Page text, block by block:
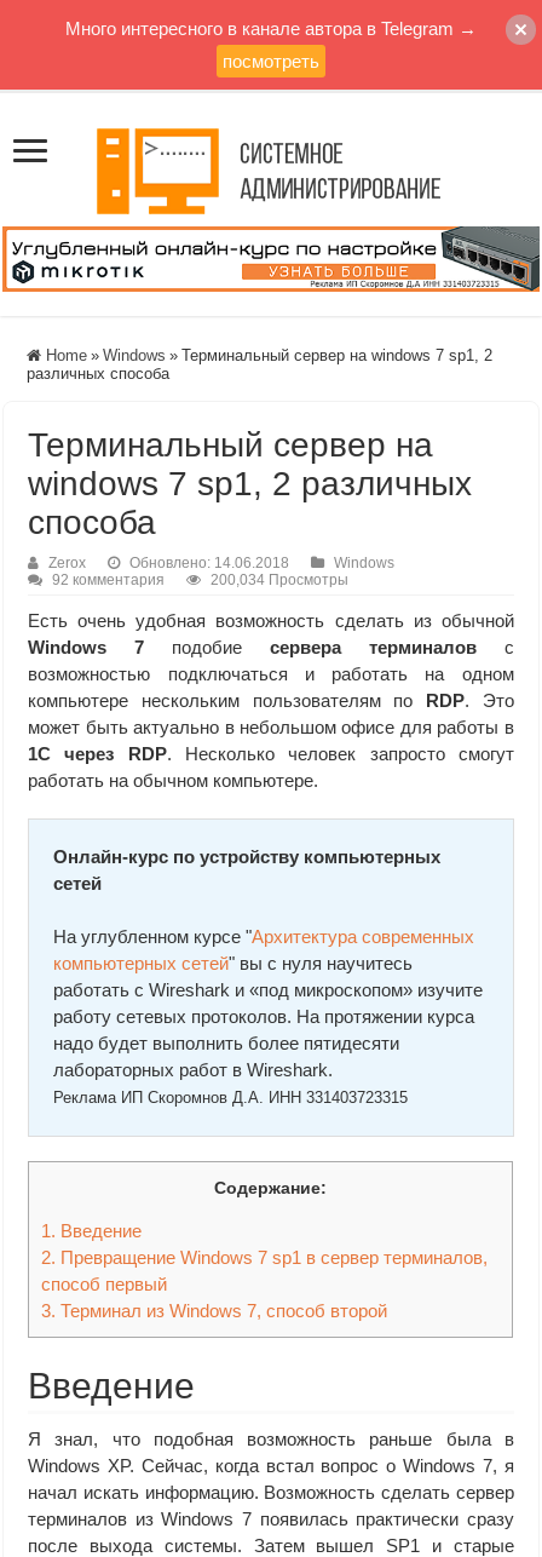
Home » Windows » Терминальный сервер на windows 7 sp1, 2
различных способа
Терминальный сервер на
windows 7 sp1, 2 различных
способа
Zerox Обновлено: 14.06.2018
Windows
92 комментария
200,034 Просмотры
Есть очень удобная возможность сделать из обычной
Windows 7 подобие сервера терминаловс
возможностью подключаться и работать на одном
компьютере нескольким пользователям по RDP. Это
может быть актуально в небольшом офисе для работы в
1С через RDP. Несколько человек запросто смогут
работать на обычном компьютере.
Онлайн-курс по устройству компьютерных
сетей
На углубленном курсе "Архитектура современных
компьютерных сетей" вы с нуля научитесь
работать с Wireshark и «под микроскопом» изучите
работу сетевых протоколов. На протяжении курса
надо будет выполнить более пятидесяти
лабораторных работ в Wireshark.
Реклама ИП Скоромнов Д.А. ИНН 331403723315
Содержание:
1. Введение
2. Превращение Windows 7 sp1 в сервер терминалов,
способ первый
3. Терминал из Windows 7, способ второй
Введение
Я знал, что подобная возможность раньше была в
Windows XP. Сейчас, когда встал вопрос о Windows 7, я
начал искать информацию. Возможность сделать сервер
терминалов из Windows 7 появилась практически сразу
после выхода системы. Затем вышел SP1 и старые
Много интересного в канале автора в Telegram →
посмотреть